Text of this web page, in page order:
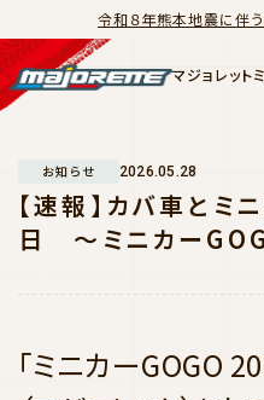
令和８年熊本地震に伴
マジョレット
お知らせ 2026.05.28
【速報】カバ車とミ
日 ～ミニカー
「ミニカーGOGO